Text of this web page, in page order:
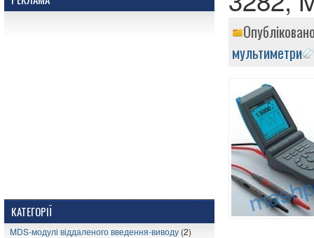
КАТЕГОРІЇ
MDS-модулі віддаленого введення-виводу (2)
мультиметри